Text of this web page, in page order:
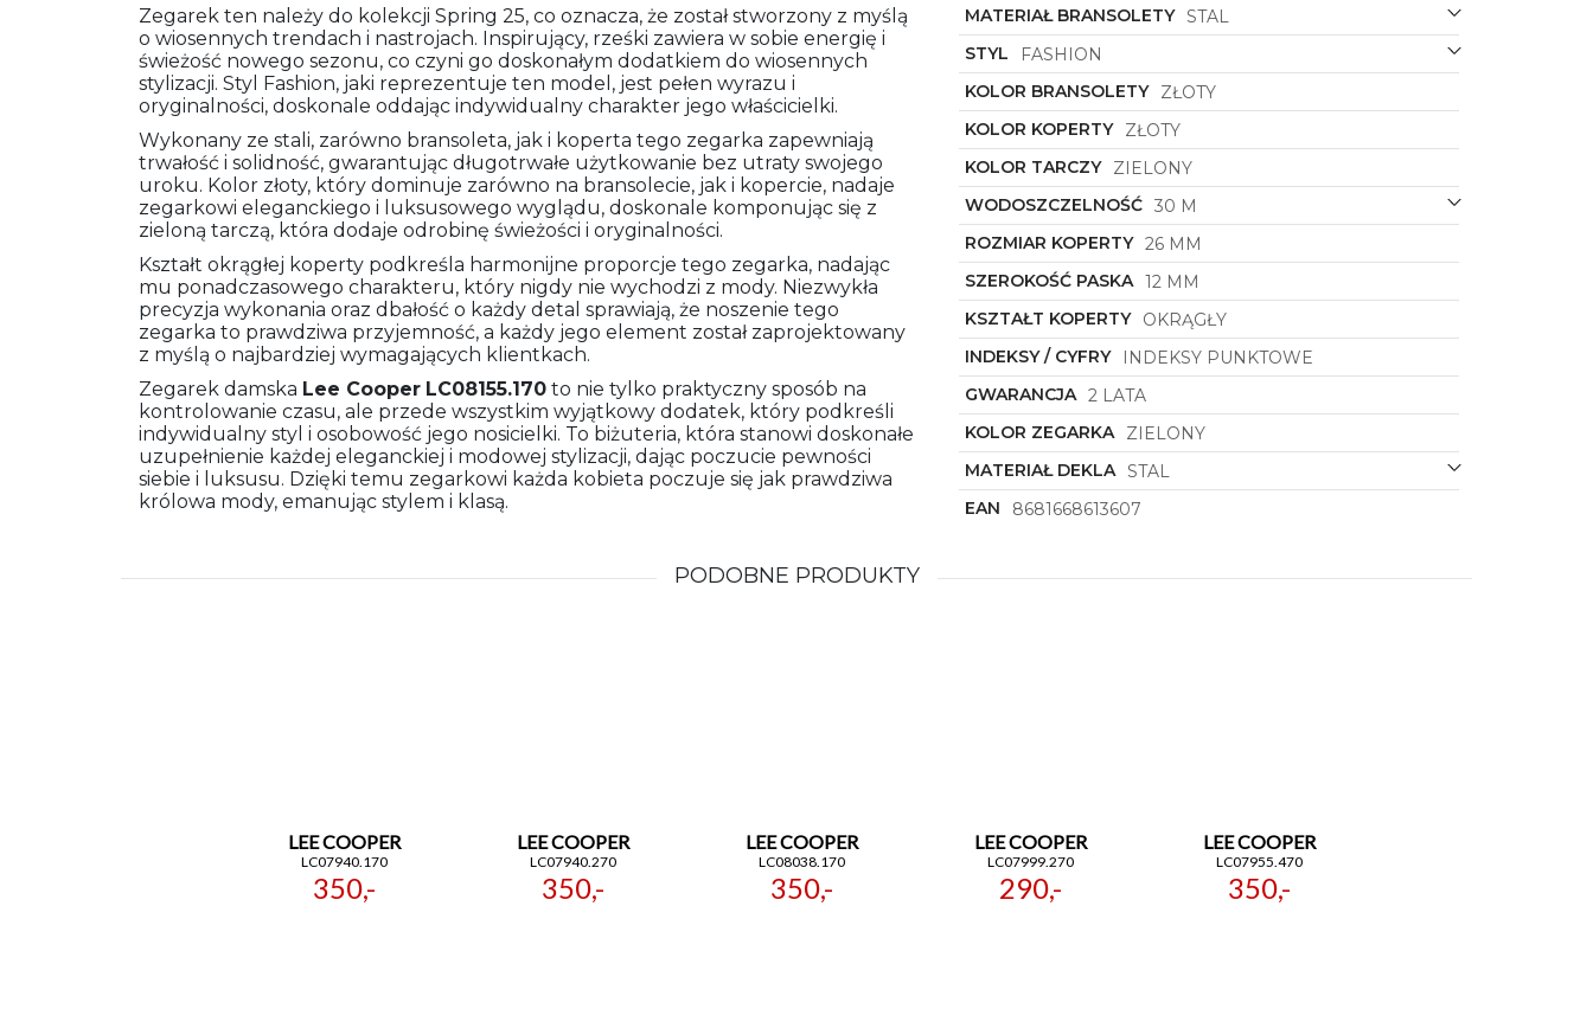
Zegarek ten należy do kolekcji Spring 25, co oznacza, że został stworzony z myślą
o wiosennych trendach i nastrojach. Inspirujący, rześki zawiera w sobie energię i
świeżość nowego sezonu, co czyni go doskonałym dodatkiem do wiosennych
stylizacji. Styl Fashion, jaki reprezentuje ten model, jest pełen wyrazu i
oryginalności, doskonale oddając indywidualny charakter jego właścicielki.
Wykonany ze stali, zarówno bransoleta, jak i koperta tego zegarka zapewniają
trwałość i solidność, gwarantując długotrwałe użytkowanie bez utraty swojego
uroku. Kolor złoty, który dominuje zarówno na bransolecie, jak i kopercie, nadaje
zegarkowi eleganckiego i luksusowego wyglądu, doskonale komponując się z
zieloną tarczą, która dodaje odrobinę świeżości i oryginalności.
Kształt okrągłej koperty podkreśla harmonijne proporcje tego zegarka, nadając
mu ponadczasowego charakteru, który nigdy nie wychodzi z mody. Niezwykła
precyzja wykonania oraz dbałość o każdy detal sprawiają, że noszenie tego
zegarka to prawdziwa przyjemność, a każdy jego element został zaprojektowany
z myślą o najbardziej wymagających klientkach.
Zegarek damska Lee Cooper LC08155.170 to nie tylko praktyczny sposób na
kontrolowanie czasu, ale przede wszystkim wyjątkowy dodatek, który podkreśli
indywidualny styl i osobowość jego nosicielki. To biżuteria, która stanowi doskonałe
uzupełnienie każdej eleganckiej i modowej stylizacji, dając poczucie pewności
siebie i luksusu. Dzięki temu zegarkowi każda kobieta poczuje się jak prawdziwa
królowa mody, emanując stylem i klasą.
MATERIAŁ BRANSOLETY STAL
STYL
FASHION
KOLOR BRANSOLETY
ZŁOTY
KOLOR KOPERTY
ZŁOTY
KOLOR TARCZY
ZIELONY
WODOSZCZELNOŚĆ 30 M
ROZMIAR KOPERTY 26 MM
SZEROKOŚĆ PASKA 12 MM
KSZTAŁT KOPERTY
OKRĄGŁY
INDEKSY / CYFRY
INDEKSY PUNKTOWE
GWARANCJA 2 LATA
KOLOR ZEGARKA
ZIELONY
MATERIAŁ DEKLA STAL
EAN
8681668613607
PODOBNE PRODUKTY
LEE COOPER
LC07940.170
350,-
LEE COOPER
LC07940.270
350,-
LEE COOPER
LC08038.170
350,-
LEE COOPER
LC07999.270
290,-
LEE COOPER
LC07955.470
350,-